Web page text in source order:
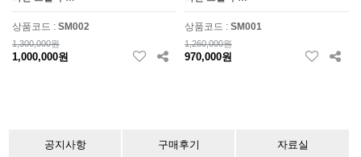
상품코드 : SM002
1,300,000원
1,000,000원
상품코드 : SM001
1,260,000원
970,000원
공지사항 구매후기 자료실